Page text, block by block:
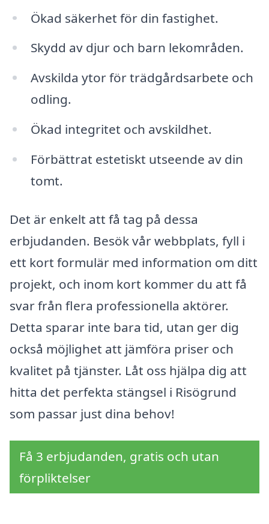
Ökad säkerhet för din fastighet.
Skydd av djur och barn lekområden.
Avskilda ytor för trädgårdsarbete och
odling.
Ökad integritet och avskildhet.
Förbättrat estetiskt utseende av din
tomt.
Det är enkelt att få tag på dessa
erbjudanden. Besök vår webbplats, fyll i
ett kort formulär med information om ditt
projekt, och inom kort kommer du att få
svar från flera professionella aktörer.
Detta sparar inte bara tid, utan ger dig
också möjlighet att jämföra priser och
kvalitet på tjänster. Låt oss hjälpa dig att
hitta det perfekta stängsel i Risögrund
som passar just dina behov!
Få 3 erbjudanden, gratis och utan
förpliktelser